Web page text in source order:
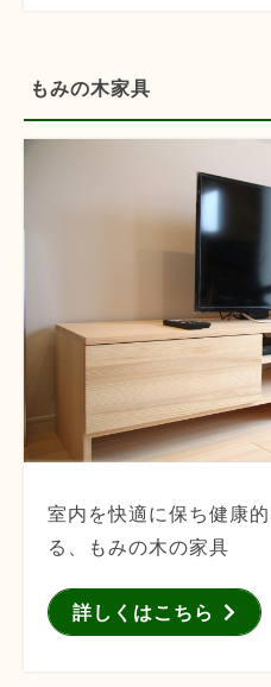
もみの木家具
室内を快適に保ち健康
る、もみの木の家具
詳しくはこちら